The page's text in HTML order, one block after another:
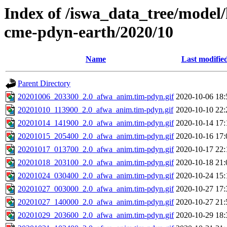
Index of /iswa_data_tree/
cme-pdyn-earth/2020/10
Name Last
Parent Directory
20201006_203300_2.0_afwa_anim.tim-pdyn.gif 2020-10-06
20201010_113900_2.0_afwa_anim.tim-pdyn.gif 2020-10-10
20201014_141900_2.0_afwa_anim.tim-pdyn.gif 2020-10-14
20201015_205400_2.0_afwa_anim.tim-pdyn.gif 2020-10-16
20201017_013700_2.0_afwa_anim.tim-pdyn.gif 2020-10-17
20201018_203100_2.0_afwa_anim.tim-pdyn.gif 2020-10-18
20201024_030400_2.0_afwa_anim.tim-pdyn.gif 2020-10-24
20201027_003000_2.0_afwa_anim.tim-pdyn.gif 2020-10-27
20201027_140000_2.0_afwa_anim.tim-pdyn.gif 2020-10-27
20201029_203600_2.0_afwa_anim.tim-pdyn.gif 2020-10-29